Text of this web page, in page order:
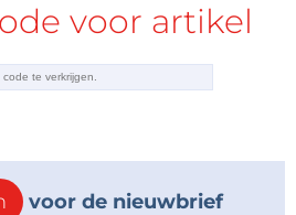
voor artikel
voor de nieuwbrief